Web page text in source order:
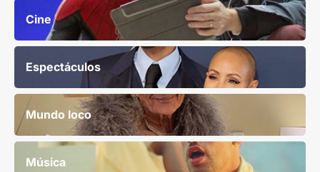
Cine
Espectáculos
Mundo loco
Música